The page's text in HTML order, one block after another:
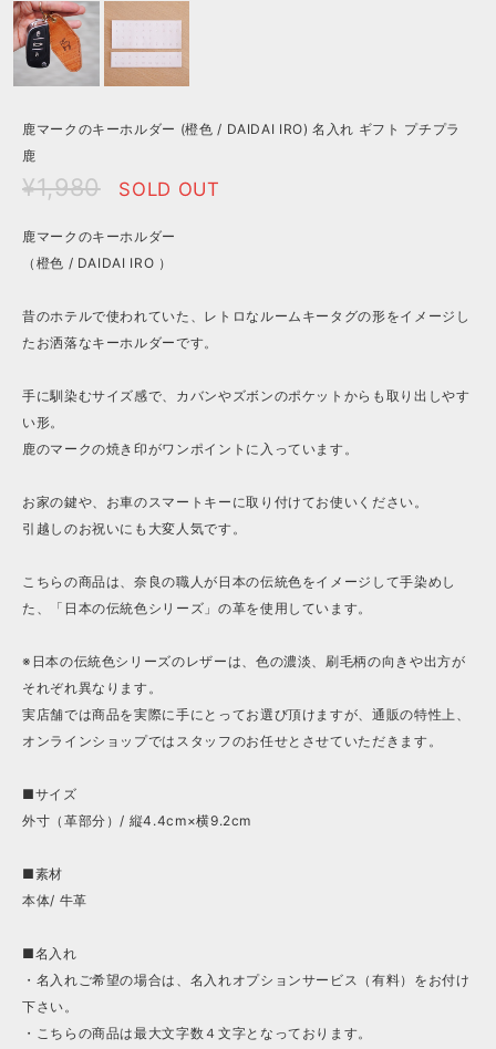
鹿マークのキーホルダー (橙色 / DAIDAI IRO) 名入れ ギフト プチプラ
鹿
¥1,980 SOLD OUT
鹿マークのキーホルダー
（橙色 / DAIDAI IRO ）
昔のホテルで使われていた、レトロなルームキータグの形をイメージし
たお洒落なキーホルダーです。
手に馴染むサイズ感で、カバンやズボンのポケットからも取り出しやす
い形。
鹿のマークの焼き印がワンポイントに入っています。
お家の鍵や、お車のスマートキーに取り付けてお使いください。
引越しのお祝いにも大変人気です。
こちらの商品は、奈良の職人が日本の伝統色をイメージして手染めし
た、「日本の伝統色シリーズ」の革を使用しています。
※日本の伝統色シリーズのレザーは、色の濃淡、刷毛柄の向きや出方が
それぞれ異なります。
実店舗では商品を実際に手にとってお選び頂けますが、通販の特性上、
オンラインショップではスタッフのお任せとさせていただきます。
■サイズ
外寸（革部分）/ 縦4.4cm×横9.2cm
■素材
本体/ 牛革
■名入れ
・名入れご希望の場合は、名入れオプションサービス（有料）をお付け
下さい。
・こちらの商品は最大文字数４文字となっております。